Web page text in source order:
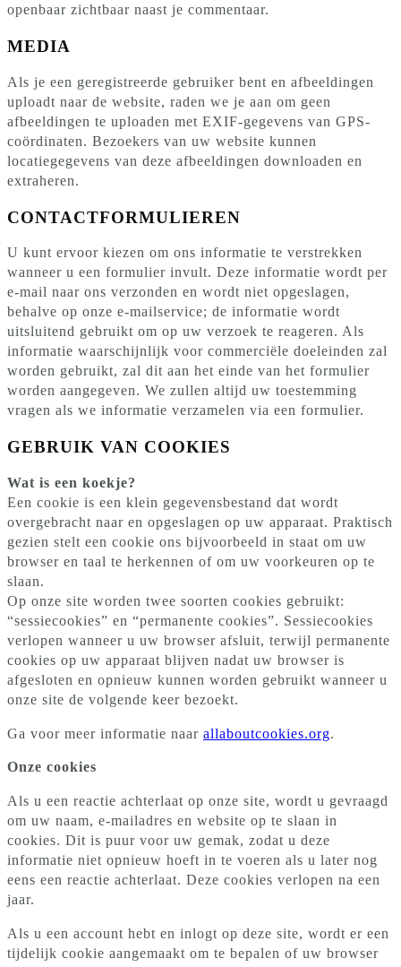
openbaar zichtbaar naast je commentaar.
MEDIA
Als je een geregistreerde gebruiker bent en afbeeldingen
uploadt naar de website, raden we je aan om geen
afbeeldingen te uploaden met EXIF-gegevens van GPS-
coördinaten. Bezoekers van uw website kunnen
locatiegegevens van deze afbeeldingen downloaden en
extraheren.
CONTACTFORMULIEREN
U kunt ervoor kiezen om ons informatie te verstrekken
wanneer u een formulier invult. Deze informatie wordt per
e-mail naar ons verzonden en wordt niet opgeslagen,
behalve op onze e-mailservice; de informatie wordt
uitsluitend gebruikt om op uw verzoek te reageren. Als
informatie waarschijnlijk voor commerciële doeleinden zal
worden gebruikt, zal dit aan het einde van het formulier
worden aangegeven. We zullen altijd uw toestemming
vragen als we informatie verzamelen via een formulier.
GEBRUIK VAN COOKIES
Wat is een koekje?
Een cookie is een klein gegevensbestand dat wordt
overgebracht naar en opgeslagen op uw apparaat. Praktisch
gezien stelt een cookie ons bijvoorbeeld in staat om uw
browser en taal te herkennen of om uw voorkeuren op te
slaan.
Op onze site worden twee soorten cookies gebruikt:
“sessiecookies” en “permanente cookies”. Sessiecookies
verlopen wanneer u uw browser afsluit, terwijl permanente
cookies op uw apparaat blijven nadat uw browser is
afgesloten en opnieuw kunnen worden gebruikt wanneer u
onze site de volgende keer bezoekt.
Ga voor meer informatie naar allaboutcookies.org.
Onze cookies
Als u een reactie achterlaat op onze site, wordt u gevraagd
om uw naam, e-mailadres en website op te slaan in
cookies. Dit is puur voor uw gemak, zodat u deze
informatie niet opnieuw hoeft in te voeren als u later nog
eens een reactie achterlaat. Deze cookies verlopen na een
jaar.
Als u een account hebt en inlogt op deze site, wordt er een
tijdelijk cookie aangemaakt om te bepalen of uw browser